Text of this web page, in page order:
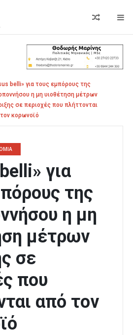
belli» για τους εμπόρους της
η μη υιοθέτηση μέτρων
σε περιοχές που πλήττονται
κορωνοϊό
για
της
η μη
μέτρων
σε
που
από τον